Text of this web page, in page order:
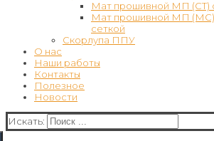
Мат прошивной МП (СТ)
Мат прошивной МП (МС)
сеткой
Скорлупа ППУ
О нас
Наши работы
Контакты
Полезное
Новости
Искать: